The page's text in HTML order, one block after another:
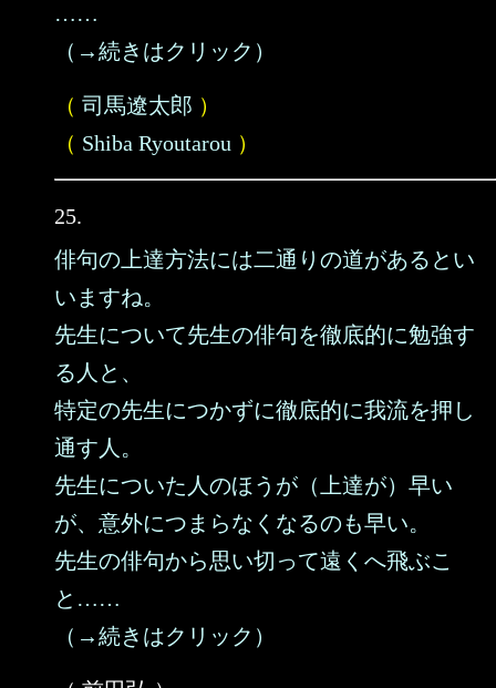
……
（→続きはクリック）
（ 司馬遼太郎 ）
（ Shiba Ryoutarou ）
25.
俳句の上達方法には二通りの道があるとい
いますね。
先生について先生の俳句を徹底的に勉強す
る人と、
特定の先生につかずに徹底的に我流を押し
通す人。
先生についた人のほうが（上達が）早い
が、意外につまらなくなるのも早い。
先生の俳句から思い切って遠くへ飛ぶこ
と……
（→続きはクリック）